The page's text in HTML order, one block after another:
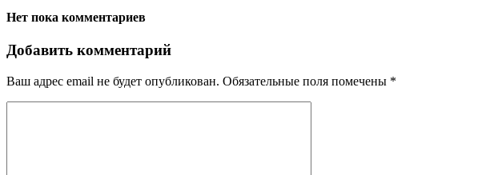
Нет пока комментариев
Добавить комментарий
Ваш адрес email не будет опубликован. Обязательные поля помечены *